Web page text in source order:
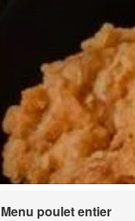
Menu poulet entier